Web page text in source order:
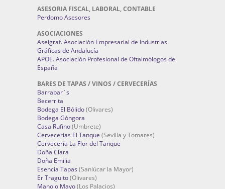
ASESORIA FISCAL, LABORAL, CONTABLE
Perdomo Asesores
ASOCIACIONES
Aseigraf. Asociación Empresarial de Industrias
Gráficas de Andalucía
APOE. Asociación Profesional de Oftalmólogos de
España
BARES DE TAPAS / VINOS / CERVECERÍAS
Barrabar´s
Becerrita
Bodega El Bólido(Olivares)
Bodega Góngora
Casa Rufino(Umbrete)
Cervecerías El Tanque (Sevilla y Tomares)
Cervecería La Flor del Tanque
Doña Clara
Doña Emilia
Esencia Tapas (Sanlúcar la Mayor)
Er Traguito(Olivares)
Manolo Mayo(Los Palacios)